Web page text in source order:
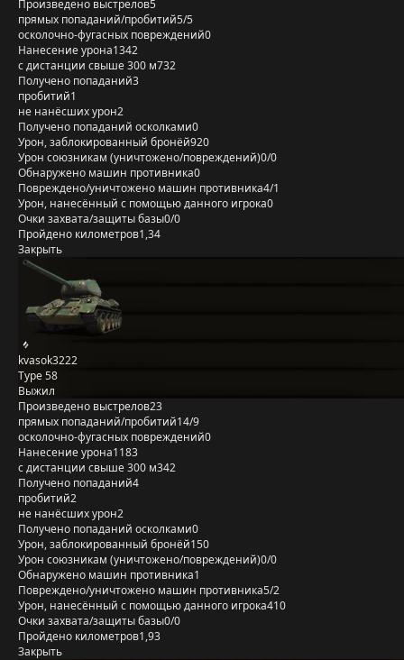
Произведено выстрелов5
прямых попаданий/пробитий5/5
осколочно-фугасных повреждений0
Нанесение урона1342
с дистанции свыше 300 м732
Получено попаданий3
пробитий1
не нанёсших урон2
Получено попаданий осколками0
Урон, заблокированный бронёй920
Урон союзникам (уничтожено/повреждений)0/0
Обнаружено машин противника0
Повреждено/уничтожено машин противника4/1
Урон, нанесённый с помощью данного игрока0
Очки захвата/защиты базы0/0
Пройдено километров1,34
Закрыть
kvasok3222
Type 58
Выжил
Произведено выстрелов23
прямых попаданий/пробитий14/9
осколочно-фугасных повреждений0
Нанесение урона1183
с дистанции свыше 300 м342
Получено попаданий4
пробитий2
не нанёсших урон2
Получено попаданий осколками0
Урон, заблокированный бронёй150
Урон союзникам (уничтожено/повреждений)0/0
Обнаружено машин противника1
Повреждено/уничтожено машин противника5/2
Урон, нанесённый с помощью данного игрока410
Очки захвата/защиты базы0/0
Пройдено километров1,93
Закрыть